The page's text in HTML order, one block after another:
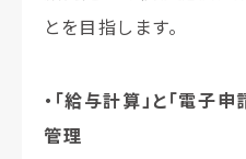
とを目指します。
・「給与計算」と「電子
管理